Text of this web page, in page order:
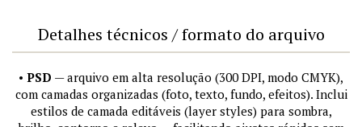
Detalhes técnicos / formato do arquivo
• PSD — arquivo em alta resolução (300 DPI, modo CMYK),
com camadas organizadas (foto, texto, fundo, efeitos). Inclui
estilos de camada editáveis (layer styles) para sombra,